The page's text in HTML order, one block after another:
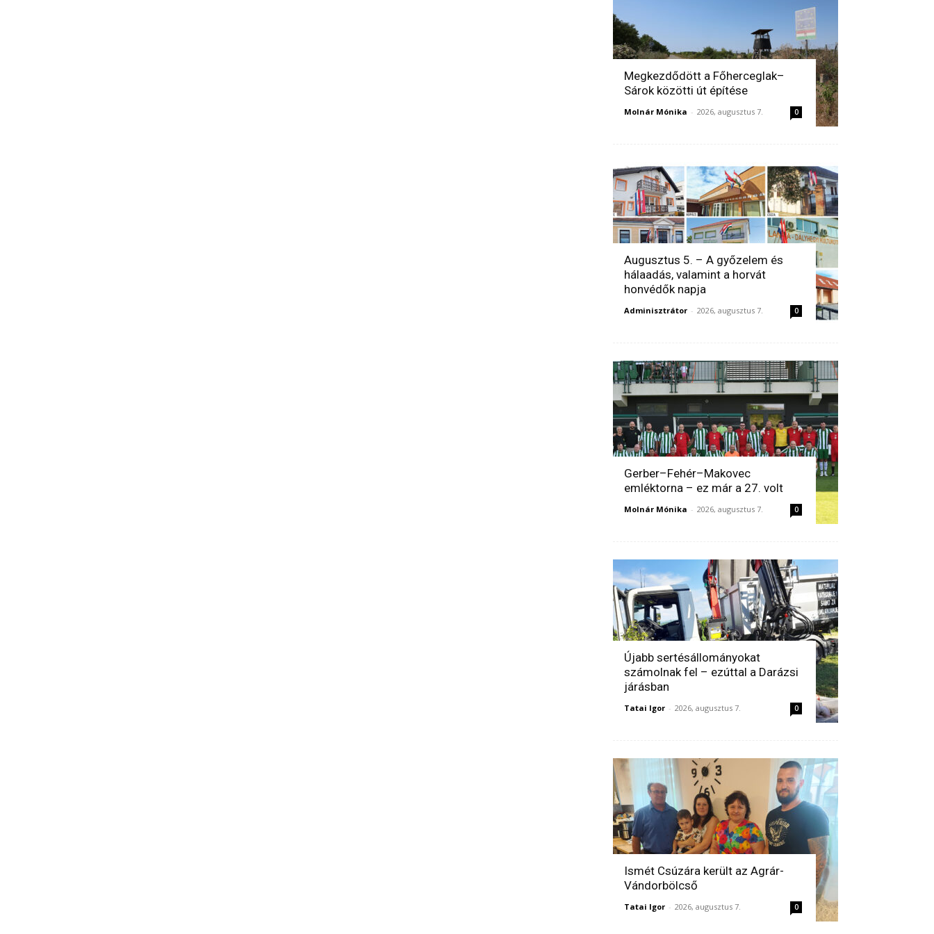
Megkezdődött a Főherceglak–
Sárok közötti út építése
Molnár Mónika - 2026, augusztus 7. 0
Augusztus 5. – A győzelem és
hálaadás, valamint a horvát
honvédők napja
Adminisztrátor - 2026, augusztus 7. 0
Gerber–Fehér–Makovec
emléktorna – ez már a 27. volt
Molnár Mónika - 2026, augusztus 7. 0
Újabb sertésállományokat
számolnak fel – ezúttal a Darázsi
járásban
Tatai Igor - 2026, augusztus 7. 0
Ismét Csúzára került az Agrár-
Vándorbölcső
Tatai Igor - 2026, augusztus 7. 0